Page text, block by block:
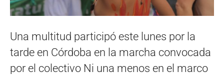
Una multitud participó este lunes por la
tarde en Córdoba en la marcha convocada
por el colectivo Ni una menos en el marco